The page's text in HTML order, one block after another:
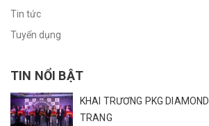
Tin tức
Tuyển dụng
TIN NỔI BẬT
KHAI TRƯƠNG PKG
TRANG